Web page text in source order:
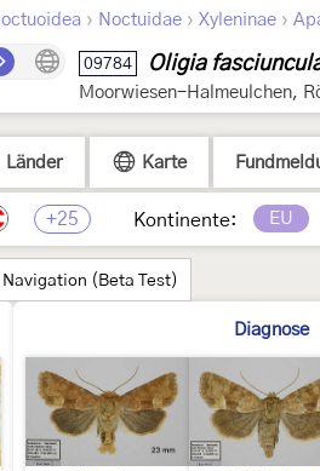
› Noctuidae › Xyleninae ›
09784 Oligia
Moorwiesen-Halmeulchen,
Länder Karte
+25 Kontinente: EU
(Beta Test)
Diagnose